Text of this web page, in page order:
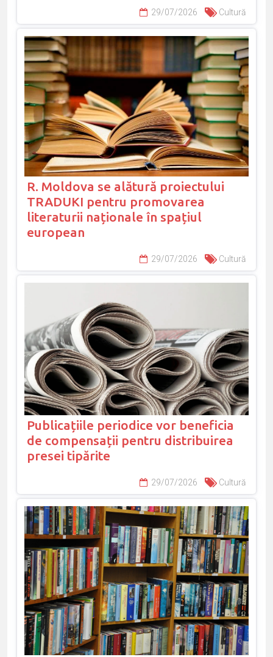
29/07/2026 Cultură
R. Moldova se alătură proiectului
TRADUKI pentru promovarea
literaturii naționale în spațiul
european
29/07/2026 Cultură
Publicațiile periodice vor beneficia
de compensații pentru distribuirea
presei tipărite
29/07/2026 Cultură